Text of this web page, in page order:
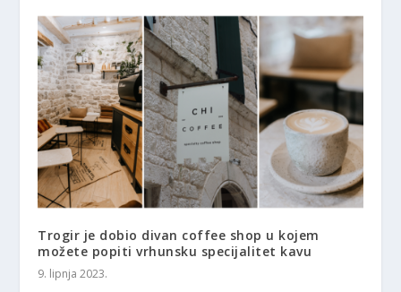
Trogir je dobio divan coffee shop u kojem
možete popiti vrhunsku specijalitet kavu
9. lipnja 2023.